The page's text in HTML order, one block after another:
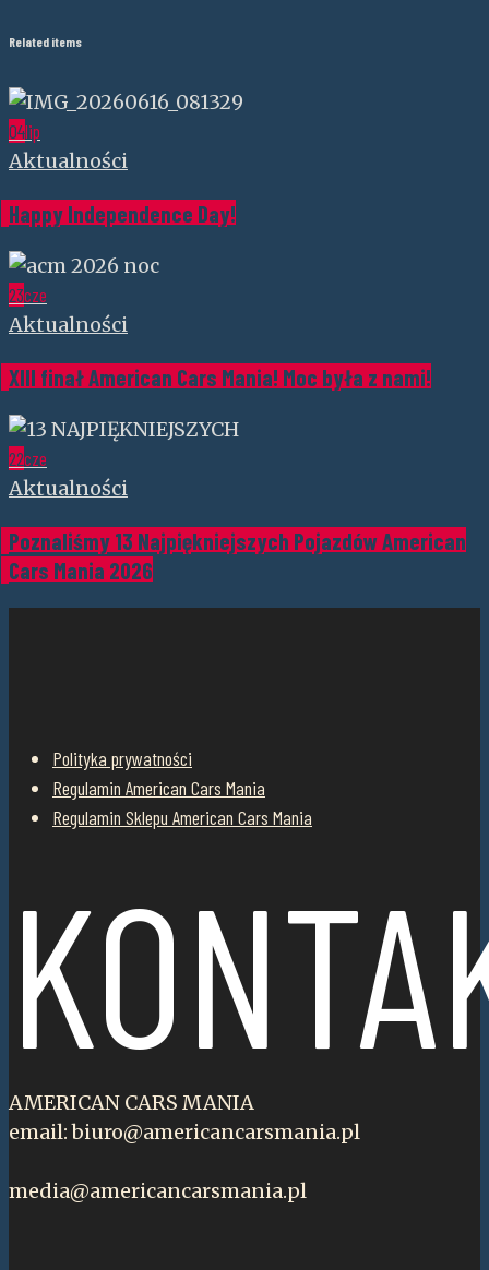
Related items
04lip
Aktualności
Happy Independence Day!
23cze
Aktualności
XIII finał American Cars Mania! Moc była z nami!
22cze
Aktualności
Poznaliśmy 13 Najpiękniejszych Pojazdów American
Cars Mania 2026
Polityka prywatności
Regulamin American Cars Mania
Regulamin Sklepu American Cars Mania
AMERICAN CARS MANIA
email: biuro@americancarsmania.pl
media@americancarsmania.pl